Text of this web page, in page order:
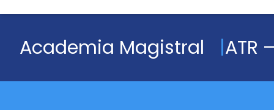
Academia Magistral ATR